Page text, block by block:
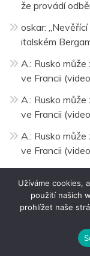
že provádí
oskar: „Nevěřící
italském
A.: Rusko
ve Francii
A.: Rusko
ve Francii
A.: Rusko
ve Francii
Nejčtenější
Užíváme cookies,
použití našich
prohlížet naše